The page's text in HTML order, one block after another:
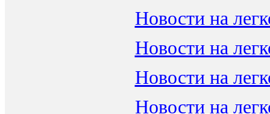
Новости на
Новости на
Новости на
Новости на